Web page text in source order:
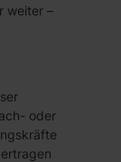
weiter –
oder